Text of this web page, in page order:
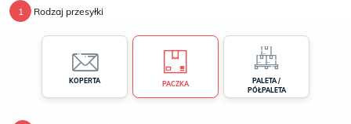
1 Rodzaj przesyłki
KOPERTA PACZKA
PALETA /
PÓŁPALETA